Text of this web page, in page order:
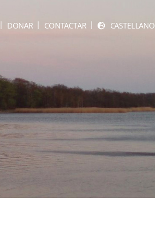
DONAR CONTACTAR CASTELLANO